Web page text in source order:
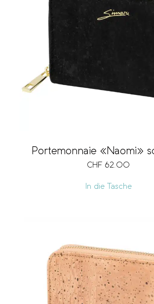
Portemonnaie «Naomi»
CHF 62.00
In die Tasche